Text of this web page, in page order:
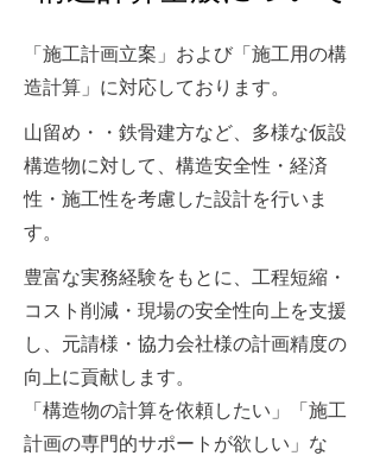
「施工計画立案」および「施工用の構
造計算」に対応しております。​
山留め・・鉄骨建方など、多様な仮設
構造物に対して、構造安全性・経済
性・施工性を考慮した設計を行いま
す。
豊富な実務経験をもとに、工程短縮・
コスト削減・現場の安全性向上を支援
し、元請様・協力会社様の計画精度の
向上に貢献します。
「構造物の計算を依頼したい」「施工
計画の専門的サポートが欲しい」な